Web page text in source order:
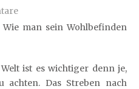
man sein Wohlbefinden
ist es wichtiger denn je,
achten. Das Streben nach